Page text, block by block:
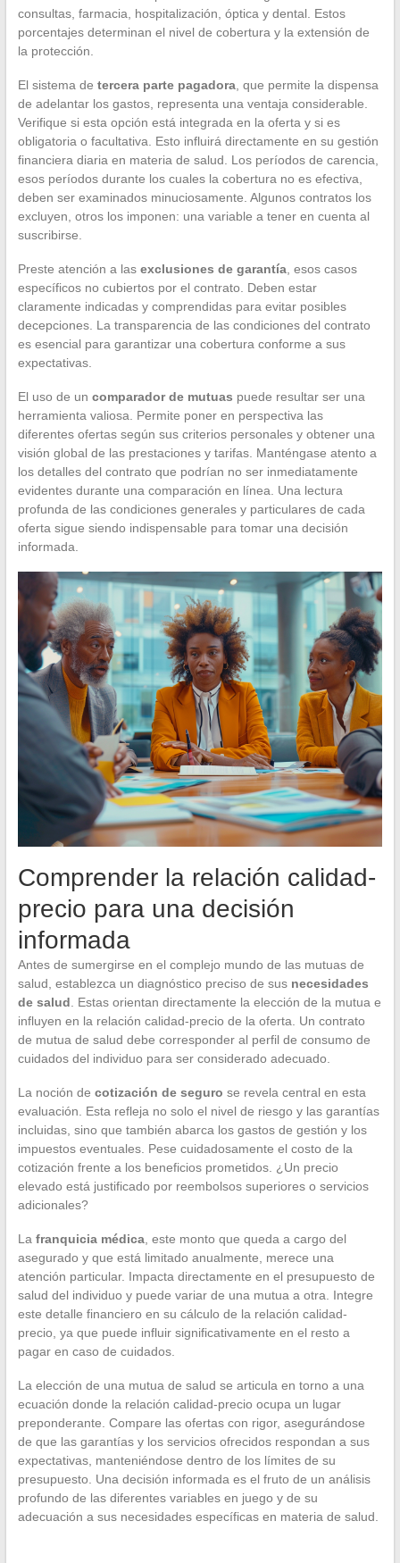
consultas, farmacia, hospitalización, óptica y dental. Estos
porcentajes determinan el nivel de cobertura y la extensión de
la protección.
El sistema de tercera parte pagadora, que permite la dispensa
de adelantar los gastos, representa una ventaja considerable.
Verifique si esta opción está integrada en la oferta y si es
obligatoria o facultativa. Esto influirá directamente en su gestión
financiera diaria en materia de salud. Los períodos de carencia,
esos períodos durante los cuales la cobertura no es efectiva,
deben ser examinados minuciosamente. Algunos contratos los
excluyen, otros los imponen: una variable a tener en cuenta al
suscribirse.
Preste atención a las exclusiones de garantía, esos casos
específicos no cubiertos por el contrato. Deben estar
claramente indicadas y comprendidas para evitar posibles
decepciones. La transparencia de las condiciones del contrato
es esencial para garantizar una cobertura conforme a sus
expectativas.
El uso de un comparador de mutuas puede resultar ser una
herramienta valiosa. Permite poner en perspectiva las
diferentes ofertas según sus criterios personales y obtener una
visión global de las prestaciones y tarifas. Manténgase atento a
los detalles del contrato que podrían no ser inmediatamente
evidentes durante una comparación en línea. Una lectura
profunda de las condiciones generales y particulares de cada
oferta sigue siendo indispensable para tomar una decisión
informada.
Comprender la relación calidad-
precio para una decisión
informada
Antes de sumergirse en el complejo mundo de las mutuas de
salud, establezca un diagnóstico preciso de sus necesidades
de salud . Estas orientan directamente la elección de la mutua e
influyen en la relación calidad-precio de la oferta. Un contrato
de mutua de salud debe corresponder al perfil de consumo de
cuidados del individuo para ser considerado adecuado.
La noción de cotización de seguro se revela central en esta
evaluación. Esta refleja no solo el nivel de riesgo y las garantías
incluidas, sino que también abarca los gastos de gestión y los
impuestos eventuales. Pese cuidadosamente el costo de la
cotización frente a los beneficios prometidos. ¿Un precio
elevado está justificado por reembolsos superiores o servicios
adicionales?
La franquicia médica, este monto que queda a cargo del
asegurado y que está limitado anualmente, merece una
atención particular. Impacta directamente en el presupuesto de
salud del individuo y puede variar de una mutua a otra. Integre
este detalle financiero en su cálculo de la relación calidad-
precio, ya que puede influir significativamente en el resto a
pagar en caso de cuidados.
La elección de una mutua de salud se articula en torno a una
ecuación donde la relación calidad-precio ocupa un lugar
preponderante. Compare las ofertas con rigor, asegurándose
de que las garantías y los servicios ofrecidos respondan a sus
expectativas, manteniéndose dentro de los límites de su
presupuesto. Una decisión informada es el fruto de un análisis
profundo de las diferentes variables en juego y de su
adecuación a sus necesidades específicas en materia de salud.